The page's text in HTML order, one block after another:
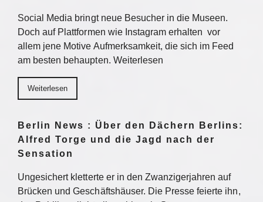
Social Media bringt neue Besucher in die Museen.
Doch auf Plattformen wie Instagram erhalten vor
allem jene Motive Aufmerksamkeit, die sich im Feed
am besten behaupten. Weiterlesen
Weiterlesen
Berlin News : Über den Dächern Berlins:
Alfred Torge und die Jagd nach der
Sensation
Ungesichert kletterte er in den Zwanzigerjahren auf
Brücken und Geschäftshäuser. Die Presse feierte ihn,